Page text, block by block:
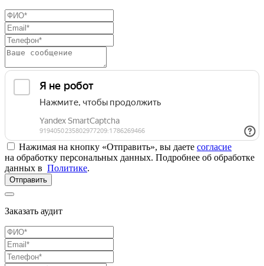
Нажимая на кнопку «Отправить», вы даете согласие
на обработку персональных данных. Подробнее об обработке
данных в Политике.
Отправить
Заказать аудит